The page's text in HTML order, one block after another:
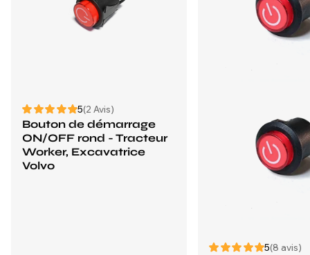
5(2 Avis)
Bouton de démarrage
ON/OFF rond - Tracteur
Worker, Excavatrice
Volvo
5(8 avis)